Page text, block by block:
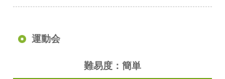
運動会
難易度：簡単